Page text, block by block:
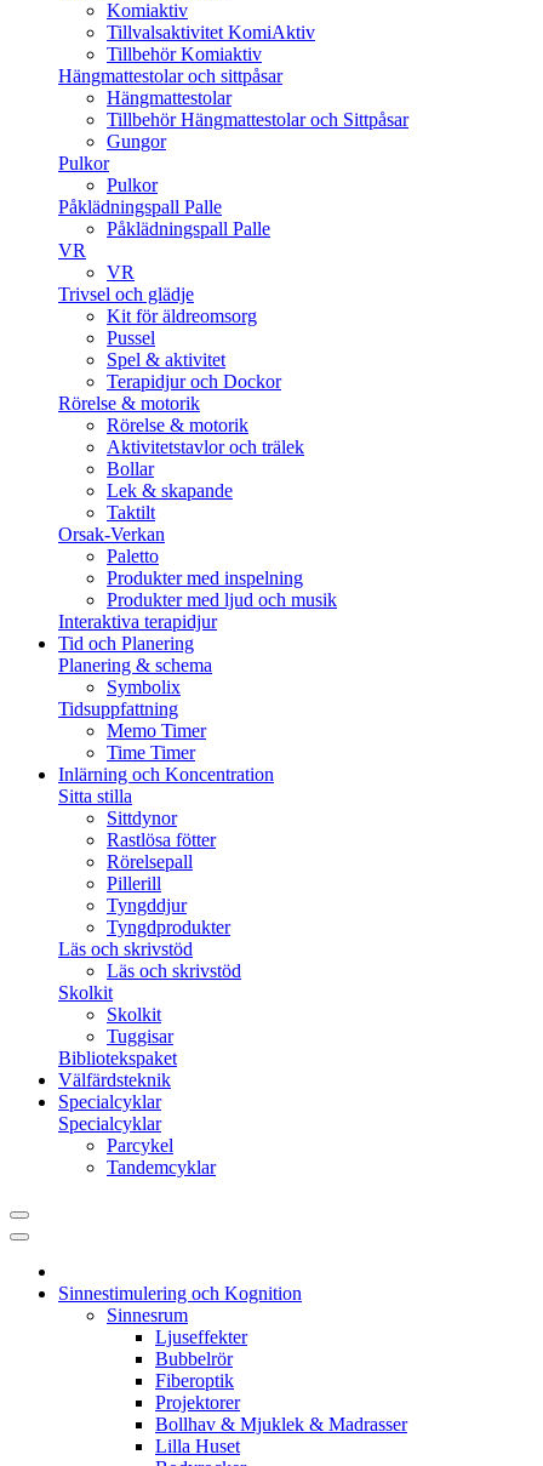
Komiaktiv
Tillvalsaktivitet KomiAktiv
Tillbehör Komiaktiv
Hängmattestolar och sittpåsar
Hängmattestolar
Tillbehör Hängmattestolar och Sittpåsar
Gungor
Pulkor
Pulkor
Påklädningspall Palle
Påklädningspall Palle
VR
VR
Trivsel och glädje
Kit för äldreomsorg
Pussel
Spel & aktivitet
Terapidjur och Dockor
Rörelse & motorik
Rörelse & motorik
Aktivitetstavlor och trälek
Bollar
Lek & skapande
Taktilt
Orsak-Verkan
Paletto
Produkter med inspelning
Produkter med ljud och musik
Interaktiva terapidjur
Tid och Planering
Planering & schema
Symbolix
Tidsuppfattning
Memo Timer
Time Timer
Inlärning och Koncentration
Sitta stilla
Sittdynor
Rastlösa fötter
Rörelsepall
Pillerill
Tyngddjur
Tyngdprodukter
Läs och skrivstöd
Läs och skrivstöd
Skolkit
Skolkit
Tuggisar
Bibliotekspaket
Välfärdsteknik
Specialcyklar
Specialcyklar
Parcykel
Tandemcyklar
Sinnestimulering och Kognition
Sinnesrum
Ljuseffekter
Bubbelrör
Fiberoptik
Projektorer
Bollhav & Mjuklek & Madrasser
Lilla Huset